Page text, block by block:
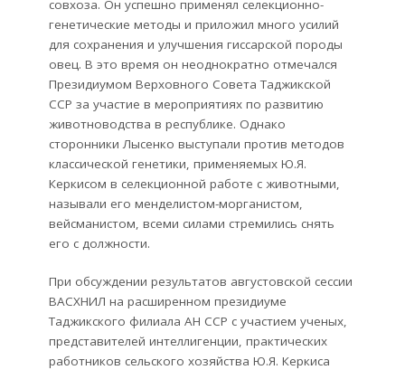
совхоза. Он успешно применял селекционно-
генетические методы и приложил много усилий
для сохранения и улучшения гиссарской породы
овец. В это время он неоднократно отмечался
Президиумом Верховного Совета Таджикской
ССР за участие в мероприятиях по развитию
животноводства в республике. Однако
сторонники Лысенко выступали против методов
классической генетики, применяемых Ю.Я.
Керкисом в селекционной работе с животными,
называли его менделистом-морганистом,
вейсманистом, всеми силами стремились снять
его с должности.
При обсуждении результатов августовской сессии
ВАСХНИЛ на расширенном президиуме
Таджикского филиала АН ССР с участием ученых,
представителей интеллигенции, практических
работников сельского хозяйства Ю.Я. Керкиса